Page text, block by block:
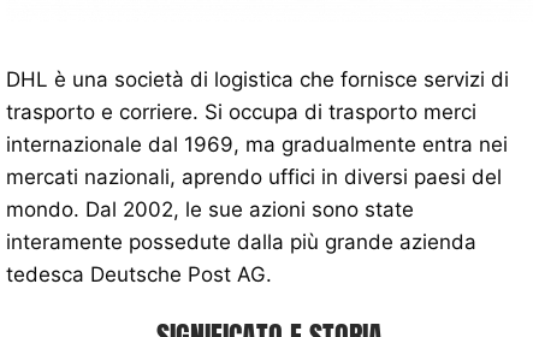
DHL è una società di logistica che fornisce servizi di
trasporto e corriere. Si occupa di trasporto merci
internazionale dal 1969, ma gradualmente entra nei
mercati nazionali, aprendo uffici in diversi paesi del
mondo. Dal 2002, le sue azioni sono state
interamente possedute dalla più grande azienda
tedesca Deutsche Post AG.